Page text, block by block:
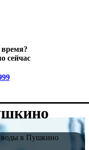
время?
сейчас
воды в Пушкино